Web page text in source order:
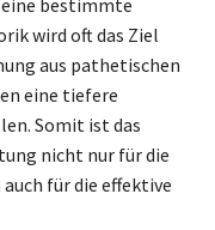
wird oft das Ziel
aus pathetischen
eine tiefere
Somit ist das
nicht nur für die
für die effektive